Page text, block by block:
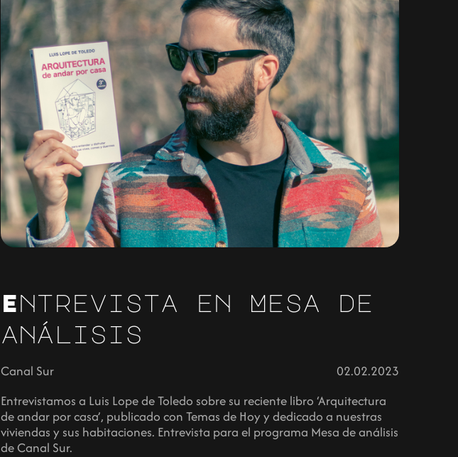
Entrevista en Mesa de
análisis
Canal Sur
02.02.2023
Entrevistamos a Luis Lope de Toledo sobre su reciente libro ‘Arquitectura
de andar por casa’, publicado con Temas de Hoy y dedicado a nuestras
viviendas y sus habitaciones. Entrevista para el programa Mesa de análisis
de Canal Sur.